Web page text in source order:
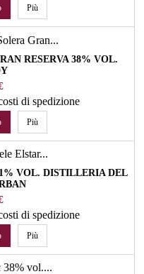
Più
RESERVA 38% VOL.
di spedizione
Più
VOL. DISTILLERIA DEL
di spedizione
Più